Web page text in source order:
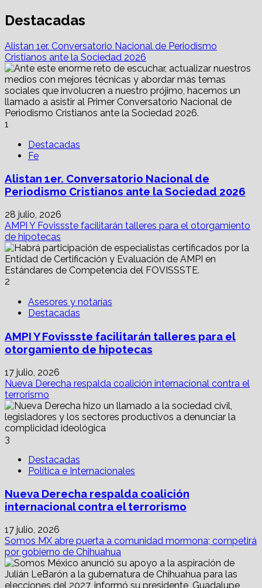
Destacadas
Alistan 1er. Conversatorio Nacional de Periodismo
Cristianos ante la Sociedad 2026
1
Destacadas
Fe
Alistan 1er. Conversatorio Nacional de
Periodismo Cristianos ante la Sociedad 2026
28 julio, 2026
AMPI Y Fovissste facilitarán talleres para el otorgamiento
de hipotecas
2
Asesores y notarías
Destacadas
AMPI Y Fovissste facilitarán talleres para el
otorgamiento de hipotecas
17 julio, 2026
Nueva Derecha respalda coalición internacional contra el
terrorismo
3
Destacadas
Política e Internacionales
Nueva Derecha respalda coalición
internacional contra el terrorismo
17 julio, 2026
Somos MX abre puerta a comunidad mormona; competirá
por gobierno de Chihuahua